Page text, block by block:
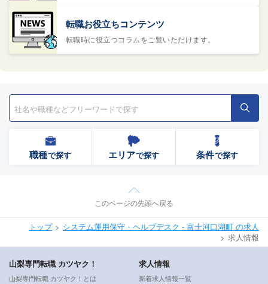
転職お役立ちコンテンツ
転職時に役立つコラムをご覧いただけます。
職種で探す エリアで探す 条件で探す
このページの先頭へ戻る
トップ
システム運用保守・ヘルプデスク - 富士河口湖町 の求人
求人情報
山梨専門転職 カツヤク！
山梨専門転職 カツヤク！とは
求人情報
新着求人情報一覧